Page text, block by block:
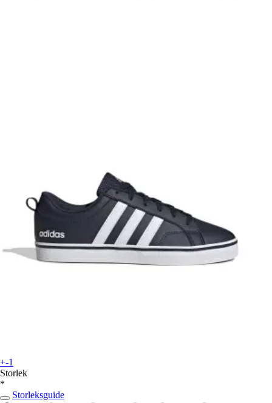
+-1
Storlek
*
Storleksguide